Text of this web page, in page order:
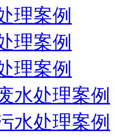
理案例
理案例
理案例
水处理案例
水处理案例